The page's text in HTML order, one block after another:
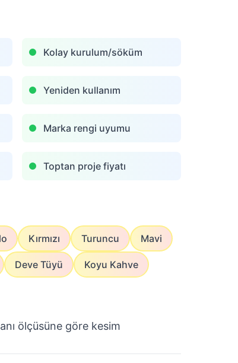
Kolay kurulum/söküm
Yeniden kullanım
Marka rengi uyumu
Toptan proje fiyatı
Kırmızı Turuncu Mavi
Deve Tüyü Koyu Kahve
ölçüsüne göre kesim